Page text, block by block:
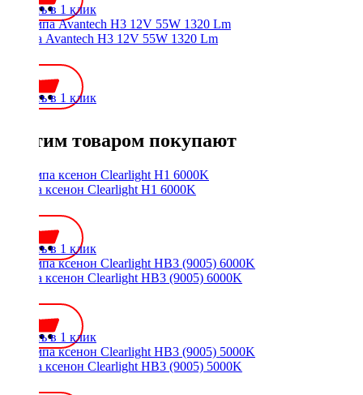
Купить в 1 клик
Лампа Avantech H3 12V 55W 1320 Lm
Купить в 1 клик
С этим товаром покупают
Лампа ксенон Clearlight H1 6000K
Купить в 1 клик
Лампа ксенон Clearlight HB3 (9005) 6000K
Купить в 1 клик
Лампа ксенон Clearlight HB3 (9005) 5000K